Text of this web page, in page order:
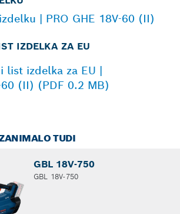
| PRO GHE 18V-60 (II)
IZDELKA ZA EU
list izdelka za EU |
60 (II) (PDF 0.2 MB)
TUDI
GBL 18V-750
GBL 18V-750